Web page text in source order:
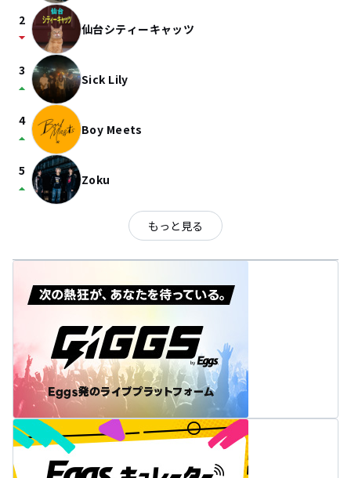
2
arrow_drop_down 仙台シティーキャッツ
3
arrow_drop_up Sick Lily
4
arrow_drop_up Boy Meets
5
arrow_drop_up Zoku
もっと見る